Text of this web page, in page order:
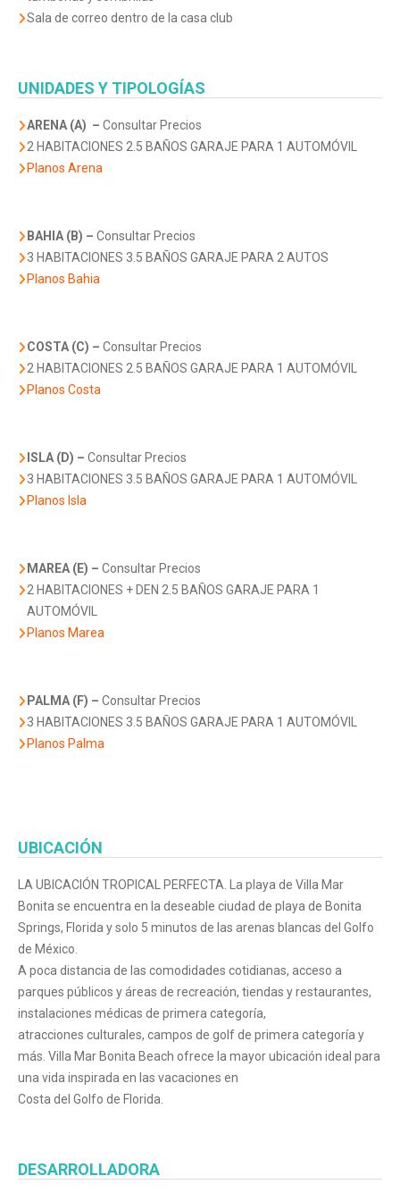
Sala de correo dentro de la casa club
UNIDADES Y TIPOLOGÍAS
ARENA (A) – Consultar Precios
2 HABITACIONES 2.5 BAÑOS GARAJE PARA 1 AUTOMÓVIL
Planos Arena
BAHIA (B) – Consultar Precios
3 HABITACIONES 3.5 BAÑOS GARAJE PARA 2 AUTOS
Planos Bahia
COSTA (C) – Consultar Precios
2 HABITACIONES 2.5 BAÑOS GARAJE PARA 1 AUTOMÓVIL
Planos Costa
ISLA (D) – Consultar Precios
3 HABITACIONES 3.5 BAÑOS GARAJE PARA 1 AUTOMÓVIL
Planos Isla
MAREA (E) – Consultar Precios
2 HABITACIONES + DEN 2.5 BAÑOS GARAJE PARA 1
AUTOMÓVIL
Planos Marea
PALMA (F) – Consultar Precios
3 HABITACIONES 3.5 BAÑOS GARAJE PARA 1 AUTOMÓVIL
Planos Palma
UBICACIÓN
LA UBICACIÓN TROPICAL PERFECTA. La playa de Villa Mar
Bonita se encuentra en la deseable ciudad de playa de Bonita
Springs, Florida y solo 5 minutos de las arenas blancas del Golfo
de México.
A poca distancia de las comodidades cotidianas, acceso a
parques públicos y áreas de recreación, tiendas y restaurantes,
instalaciones médicas de primera categoría,
atracciones culturales, campos de golf de primera categoría y
más. Villa Mar Bonita Beach ofrece la mayor ubicación ideal para
una vida inspirada en las vacaciones en
Costa del Golfo de Florida.
DESARROLLADORA